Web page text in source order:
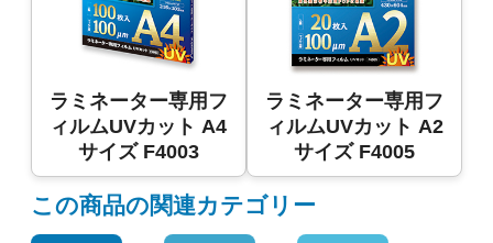
ラミネーター専用フ
ィルムUVカット A4
サイズ F4003
ラミネーター専用フ
ィルムUVカット A2
サイズ F4005
この商品の関連カテゴリー